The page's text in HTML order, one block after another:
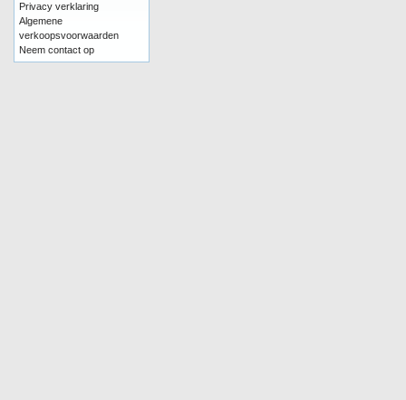
Privacy verklaring
Algemene
verkoopsvoorwaarden
Neem contact op